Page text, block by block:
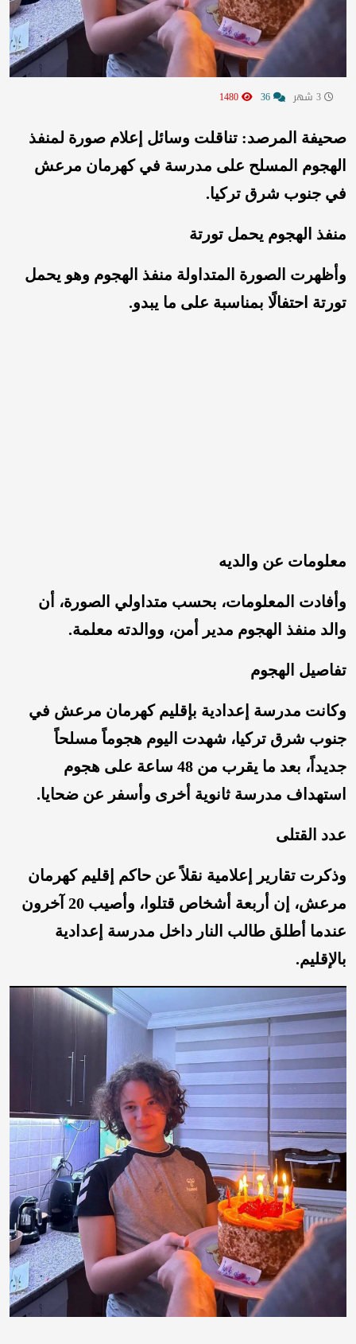
صحيفة المرصد: تناقلت وسائل إعلام صورة لمنفذ
الهجوم المسلح على مدرسة في كهرمان مرعش
في جنوب شرق تركيا.
منفذ الهجوم يحمل تورتة
وأظهرت الصورة المتداولة منفذ الهجوم وهو يحمل
تورتة احتفالًا بمناسبة على ما يبدو.
معلومات عن والديه
وأفادت المعلومات، بحسب متداولي الصورة، أن
والد منفذ الهجوم مدير أمن، ووالدته معلمة.
تفاصيل الهجوم
وكانت مدرسة إعدادية بإقليم كهرمان مرعش ‌في
جنوب شرق تركيا، شهدت اليوم هجوماً مسلحاً
جديداً، بعد ما يقرب من 48 ساعة على هجوم
استهداف مدرسة ثانوية أخرى وأسفر عن ضحايا.
عدد القتلى
وذكرت تقارير إعلامية نقلاً عن حاكم ⁠إقليم كهرمان
مرعش، إن ⁠أربعة أشخاص قتلوا، وأصيب 20 آخرون
عندما أطلق طالب النار داخل مدرسة ⁠إعدادية
بالإقليم.